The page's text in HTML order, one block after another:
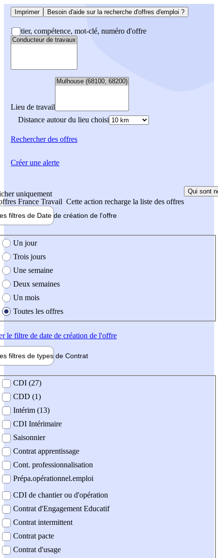
Imprimer Besoin d'aide sur la recherche d'offres d'emploi ?
Métier, compétence, mot-clé, numéro d'offre
Lieu de travail
Distance autour du lieu choisi
Rechercherdes offres
uniquement
France Travail Cette action recharge la liste des offres
Qui sont
filtres de Date de création de l'offre
création de l'offre
Un jour
Trois jours
Une semaine
Deux semaines
Un mois
Toutes les offres
le filtre de date de création de l'offre
filtres de types de Contrat
contrat
CDI (27)
CDD (1)
Intérim (13)
CDI Intérimaire
Saisonnier
Contrat apprentissage
Cont. professionnalisation
Prépa.opérationnel.emploi
CDI de chantier ou d'opération
Contrat d'Engagement Educatif
Contrat intermittent
Contrat pacte
Contrat d'usage
Créer une alerte